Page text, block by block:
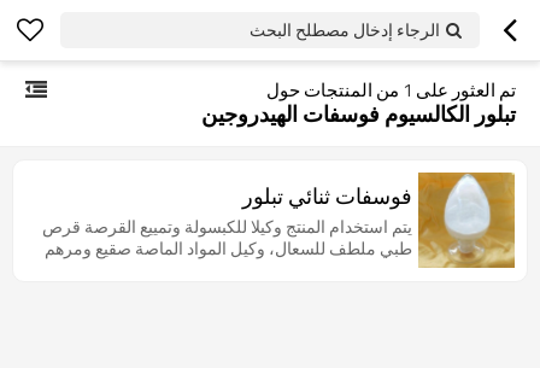
الرجاء إدخال مصطلح البحث
تم العثور على 1 من المنتجات حول
تبلور الكالسيوم فوسفات الهيدروجين
فوسفات ثنائي تبلور
يتم استخدام المنتج وكيلا للكبسولة وتمييع القرصة قرص
طبي ملطف للسعال، وكيل المواد الماصة صقيع ومرهم